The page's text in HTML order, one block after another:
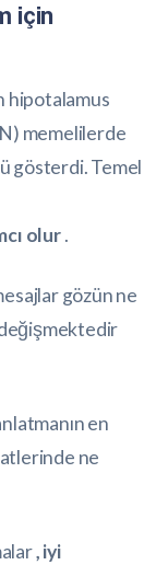
için
hipotalamus
memelilerde
gösterdi. Temel
olur.
gözün ne
değişmektedir
en
ne
, iyi